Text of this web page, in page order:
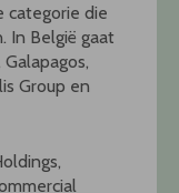
categorie die
In België gaat
Group en